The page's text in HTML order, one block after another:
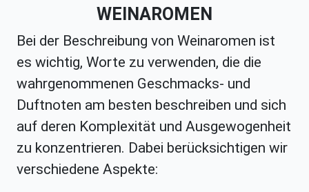
WEINAROMEN
Bei der Beschreibung von Weinaromen ist
es wichtig, Worte zu verwenden, die die
wahrgenommenen Geschmacks- und
Duftnoten am besten beschreiben und sich
auf deren Komplexität und Ausgewogenheit
zu konzentrieren. Dabei berücksichtigen wir
verschiedene Aspekte: